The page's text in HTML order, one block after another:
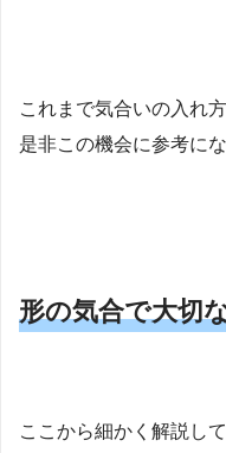
これまで気合いの入れ
是非この機会に参考に
形の気合で大切
ここから細かく解説して